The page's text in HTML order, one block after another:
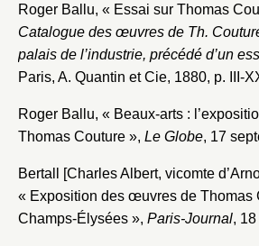
Roger Ballu, « Essai sur Thomas
Catalogue des œuvres de Th.
palais de l’industrie, précédé d’un
Paris, A. Quantin et Cie, 1880, p. III-
Roger Ballu, « Beaux-arts :
Thomas Couture », Le Globe, 17
Bertall [Charles Albert, vicomte
« Exposition des œuvres de Thomas
Champs-Élysées », Paris-Journal,